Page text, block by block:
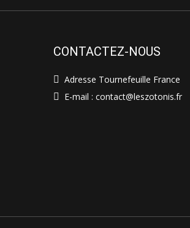
CONTACTEZ-NOUS
Adresse Tournefeuille France
E-mail : contact@leszotonis.fr